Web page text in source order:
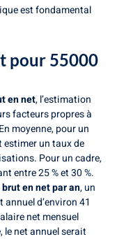
est fondamental
pour 55000
en net, l’estimation
facteurs propres à
moyenne, pour un
estimer un taux de
Pour un cadre,
entre 25 % et 30 %.
en net par an, un
d’environ 41
net mensuel
le net annuel serait